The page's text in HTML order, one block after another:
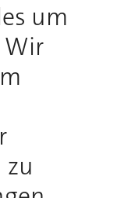
um
Wir